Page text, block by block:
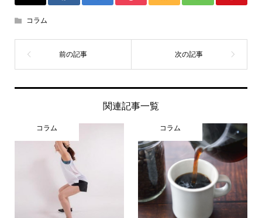
コラム
関連記事一覧
コラム コラム